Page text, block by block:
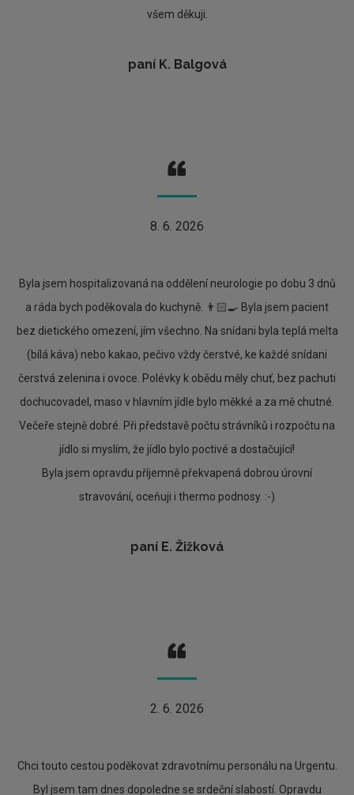
všem děkuji.
paní K. Balgová
8. 6. 2026
Byla jsem hospitalizovaná na oddělení neurologie po dobu 3 dnů
a ráda bych poděkovala do kuchyně. 👨🏻‍🍳 Byla jsem pacient
bez dietického omezení, jím všechno. Na snídani byla teplá melta
(bílá káva) nebo kakao, pečivo vždy čerstvé, ke každé snídani
čerstvá zelenina i ovoce. Polévky k obědu měly chuť, bez pachuti
dochucovadel, maso v hlavním jídle bylo měkké a za mě chutné.
Večeře stejně dobré. Při představě počtu strávníků i rozpočtu na
jídlo si myslím, že jídlo bylo poctivé a dostačující!
Byla jsem opravdu příjemně překvapená dobrou úrovní
stravování, oceňuji i thermo podnosy. :-)
paní E. Žižková
2. 6. 2026
Chci touto cestou poděkovat zdravotnímu personálu na Urgentu.
Byl jsem tam dnes dopoledne se srdeční slabostí. Opravdu